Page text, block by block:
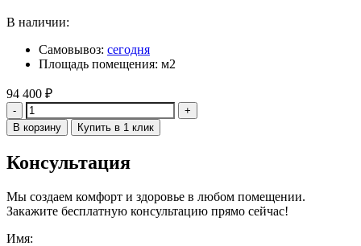
В наличии:
Самовывоз: сегодня
Площадь помещения: м2
94 400 ₽
Количество
В корзину Купить в 1 клик
Консультация
Мы создаем комфорт и здоровье в любом помещении.
Закажите бесплатную консультацию прямо сейчас!
Имя: